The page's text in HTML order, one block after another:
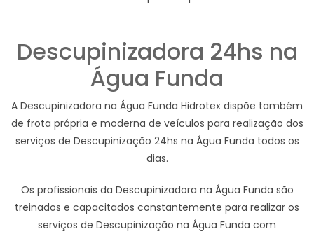
Descupinizadora 24hs na
Água Funda
A Descupinizadora na Água Funda Hidrotex dispõe também
de frota própria e moderna de veículos para realização dos
serviços de Descupinização 24hs na Água Funda todos os
dias.
Os profissionais da Descupinizadora na Água Funda são
treinados e capacitados constantemente para realizar os
serviços de Descupinização na Água Funda com